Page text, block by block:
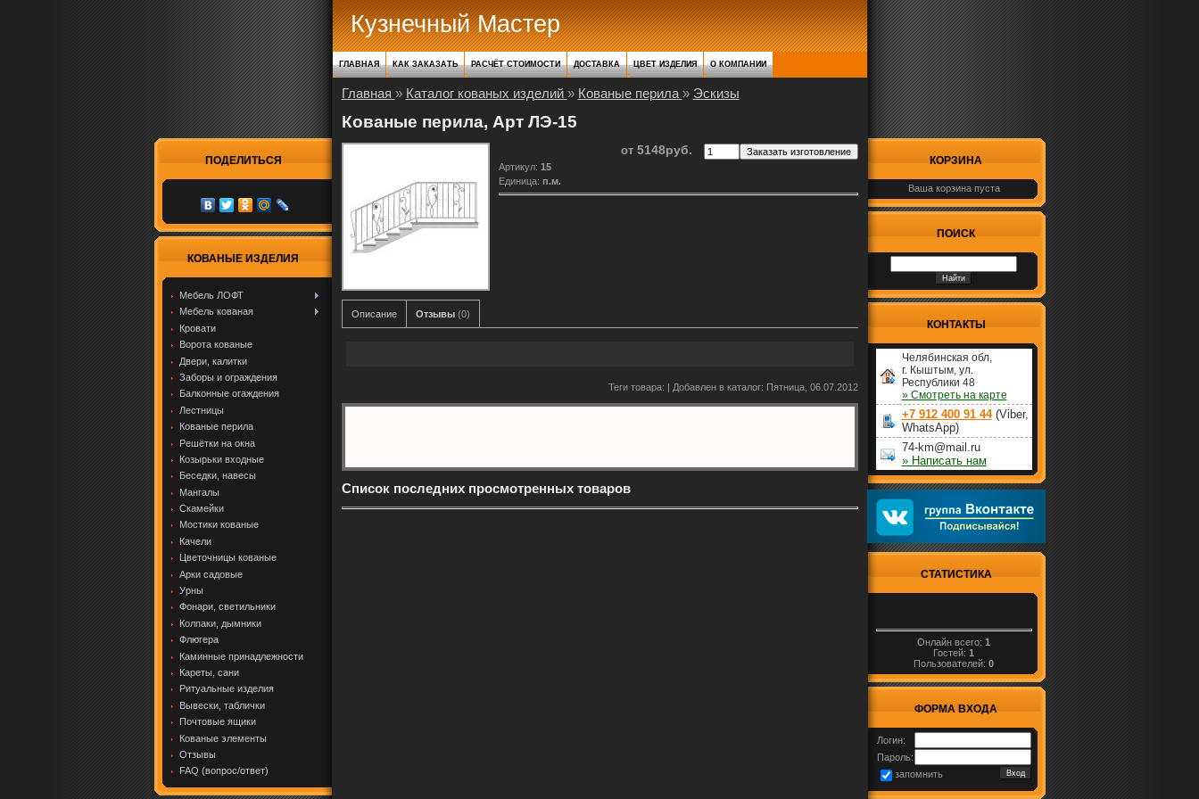
ПОДЕЛИТЬСЯ
КОВАНЫЕ ИЗДЕЛИЯ
Мебель ЛОФТ
Мебель кованая
Кровати
Ворота кованые
Двери, калитки
Заборы и ограждения
Балконные огаждения
Лестницы
Кованые перила
Решётки на окна
Козырьки входные
Беседки, навесы
Мангалы
Скамейки
Мостики кованые
Качели
Цветочницы кованые
Арки садовые
Урны
Фонари, светильники
Колпаки, дымники
Флюгера
Каминные принадлежности
Кареты, сани
Ритуальные изделия
Вывески, таблички
Почтовые ящики
Кованые элементы
Отзывы
FAQ (вопрос/ответ)
Кузнечный Мастер
ГЛАВНАЯ КАК ЗАКАЗАТЬ РАСЧЁТ СТОИМОСТИ ДОСТАВКА ЦВЕТ ИЗДЕЛИЯ О КОМПАНИИ
Главная » Каталог кованых изделий » Кованые перила » Эскизы
Кованые перила, Арт ЛЭ-15
от 5148руб.
Артикул: 15
Единица: п.м.
Описание Отзывы(0)
Теги товара: | Добавлен в каталог: Пятница, 06.07.2012
Список последних просмотренных товаров
КОРЗИНА
Ваша корзина пуста
ПОИСК
КОНТАКТЫ
Челябинская обл,
г. Кыштым, ул.
Республики 48
» Cмотреть на карте
+7 912 400 91 44(Viber,
WhatsApp)
74-km@mail.ru
» Написать нам
СТАТИСТИКА
Онлайн всего: 1
Гостей: 1
Пользователей: 0
ФОРМА ВХОДА
Логин:
Пароль:
запомнить